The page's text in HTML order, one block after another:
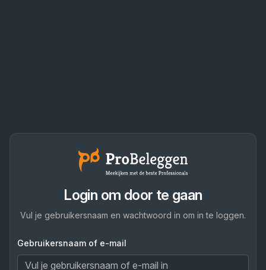
Login om door te gaan
Vul je gebruikersnaam en wachtwoord in om in te loggen.
Gebruikersnaam of e-mail